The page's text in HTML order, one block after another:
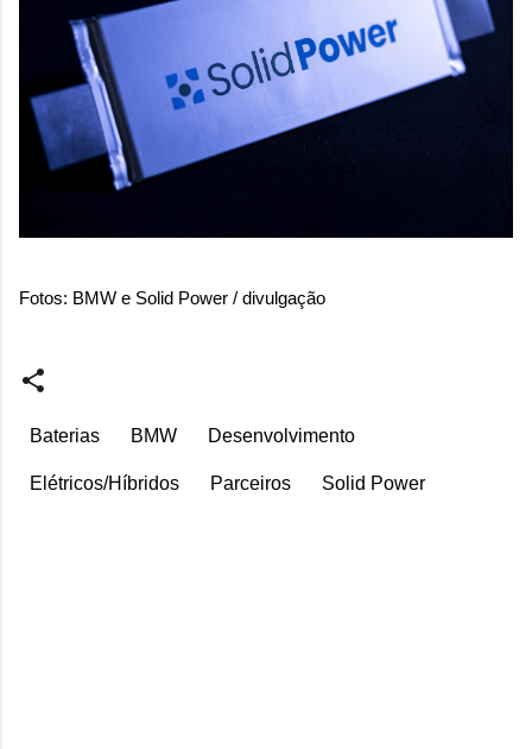
Fotos: BMW e Solid Power / divulgação
Baterias BMW Desenvolvimento
Elétricos/Híbridos Parceiros Solid Power